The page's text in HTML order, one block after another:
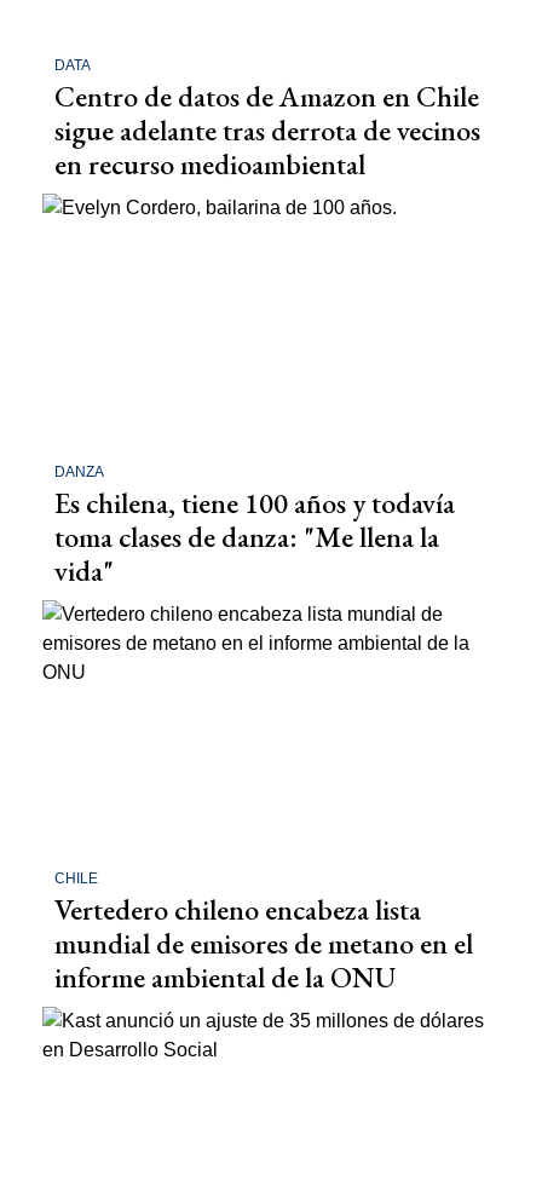
DATA
Centro de datos de Amazon en Chile
sigue adelante tras derrota de vecinos
en recurso medioambiental
DANZA
Es chilena, tiene 100 años y todavía
toma clases de danza: "Me llena la
vida"
CHILE
Vertedero chileno encabeza lista
mundial de emisores de metano en el
informe ambiental de la ONU